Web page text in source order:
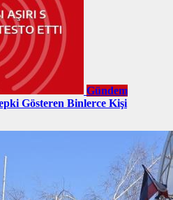
Gündem
Gösteren Binlerce Kişi